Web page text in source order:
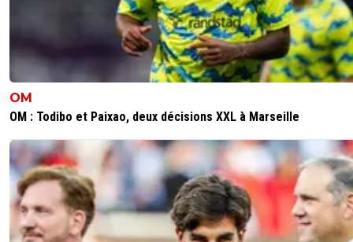
OM
OM : Todibo et Paixao, deux décisions XXL à Marseille